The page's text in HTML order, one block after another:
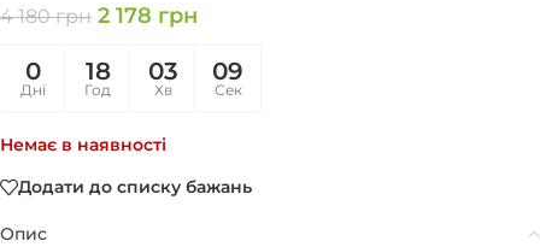
4 180грн 2 178 грн
0
Дні
18
Год
03
Хв
09
Сек
Немає в наявності
Додати до списку бажань
Опис